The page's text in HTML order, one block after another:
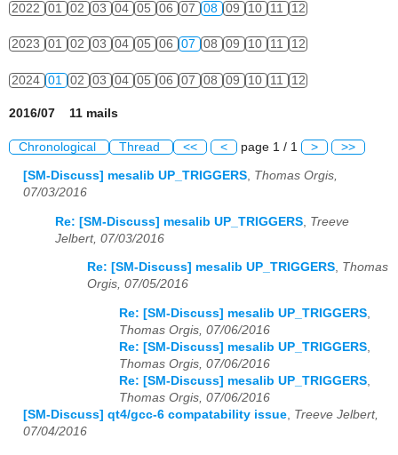
2022 01 02 03 04 05 06 07 08 09 10 11 12
2023 01 02 03 04 05 06 07 08 09 10 11 12
2024 01 02 03 04 05 06 07 08 09 10 11 12
2016/07 11 mails
Chronological Thread << < page 1 / 1 > >>
[SM-Discuss] mesalib UP_TRIGGERS, Thomas Orgis,
07/03/2016
Re: [SM-Discuss] mesalib UP_TRIGGERS Treeve
Jelbert, 07/03/2016
Re: [SM-Discuss] mesalib UP_TRIGGERS, Thomas
Orgis, 07/05/2016
Re: [SM-Discuss] mesalib UP_TRIGGERS
Thomas Orgis, 07/06/2016
Re: [SM-Discuss] mesalib UP_TRIGGERS
Thomas Orgis, 07/06/2016
Re: [SM-Discuss] mesalib UP_TRIGGERS
Thomas Orgis, 07/06/2016
[SM-Discuss] qt4/gcc-6 compatability issue Treeve Jelbert,
07/04/2016